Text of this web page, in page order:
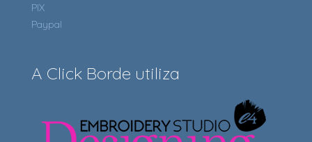
PIX
Paypal
A Click Borde utiliza